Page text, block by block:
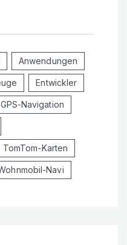
Anwendungen
Entwickler
GPS-Navigation
TomTom-Karten
Navi